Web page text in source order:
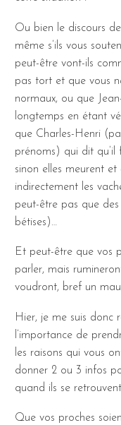
Ou bien le discours
même s’ils vous
peut-être vont-ils
pas tort et que vous
normaux, ou que
longtemps en étant
que Charles-Henri
prénoms) qui dit qu’il
sinon elles meurent
indirectement les
peut-être pas que
bétises)…
Et peut-être que vos
parler, mais
voudront, bref un
Hier, je me suis donc
l’importance de
les raisons qui vous
donner 2 ou 3 infos
quand ils se
Que vos proches